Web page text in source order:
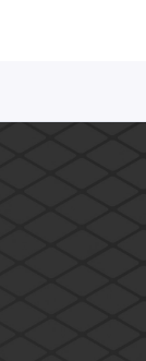
ошибки даже